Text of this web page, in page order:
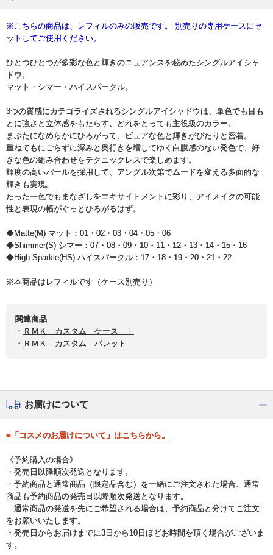
※こちらの商品は、レフィルのみの販売です。 別売りの専用ケースにセ
ットしてご使用ください。
ひとつひとつが多彩な色と輝きのニュアンスを秘めたシングルアイシャ
ドウ。
マット・シマー・ハイスパークル。
3つの質感にカテゴライズされるシングルアイシャドウは、単色でも目も
とに強さと立体感をもたらす、どれをとっても主役級のカラー。
まぶたになめらかにひろがって、ピュアな色と輝きがぴたりと密着。
重ねてもにごらずに深みと奥行きを増してゆく白膜感のない発色で、好
きな色の組み合わせをテクニックレスで楽しめます。
輝度の高いパールを採用して、アングル次第でムードを変える多面的な
輝きも実現。
たった一色でもまなざしをエキサイトメントに彩り、アイメイクの可能
性と表現の幅がぐっとひろがるはず。
◆Matte(M) マット：01・02・03・04・05・06
◆Shimmer(S) シマー：07・08・09・10・11・12・13・14・15・16
◆High Sparkle(HS) ハイスパークル：17・18・19・20・21・22
※本商品はレフィルです（ケース別売り）
関連商品
・ ＲＭＫ カスタム ケース Ⅰ
・ ＲＭＫ カスタム パレット
お届けについて
■「コスメのお届けについて」はこちらから。
《予約購入の場合》
・発売日以降順次発送となります。
・予約商品と通常商品（限定品含む）を一緒にご注文された場合、通常
商品も予約商品の発売日以降順次発送となります。
通常商品の発送を先にご希望される場合は、予約商品と分けてご注文
をお願いいたします。
・発売日からお届けまでに3日から10日ほどお時間を頂く場合がございま
す。